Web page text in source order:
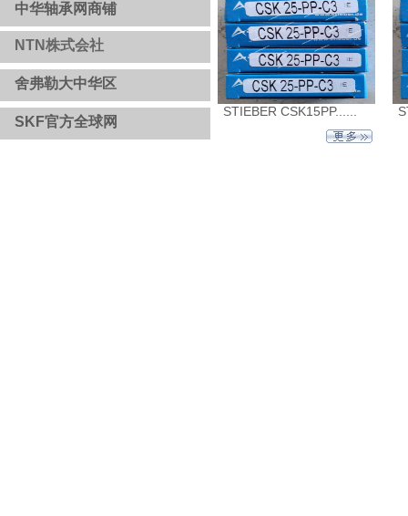
STIEBER CSK15PP......
中华轴承网商铺
NTN株式会社
舍弗勒大中华区
SKF官方全球网